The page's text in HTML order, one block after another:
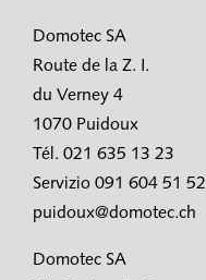
Domotec SA
Route de la Z. I.
du Verney 4
1070 Puidoux
Tél. 021 635 13 23
Servizio 091 604 51 52
puidoux@domotec.ch
Domotec SA